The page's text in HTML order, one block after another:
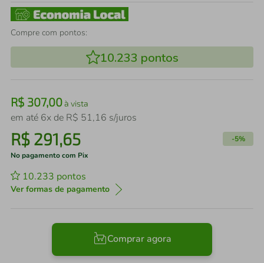
Compre com pontos:
10.233 pontos
R$ 307,00à vista
em até 6x de R$ 51,16 s/juros
R$ 291,65 -5%
No pagamento com Pix
10.233 pontos
Ver formas de pagamento
Comprar agora